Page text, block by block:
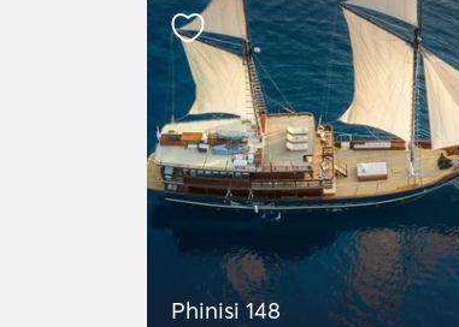
Phinisi 148